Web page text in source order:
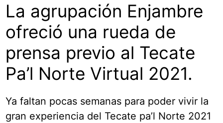
La agrupación Enjambre
ofreció una rueda de
prensa previo al Tecate
Pa’l Norte Virtual 2021.
Ya faltan pocas semanas para poder vivir la
gran experiencia del Tecate pa’l Norte 2021